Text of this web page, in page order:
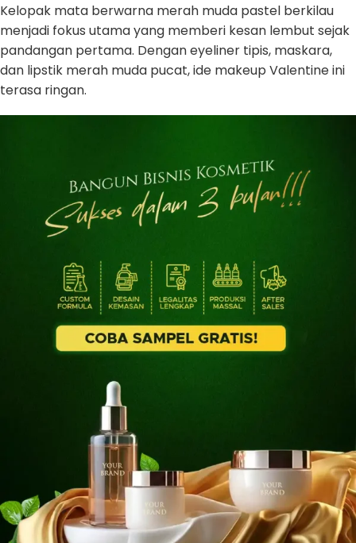
Kelopak mata berwarna merah muda pastel berkilau
menjadi fokus utama yang memberi kesan lembut sejak
pandangan pertama. Dengan eyeliner tipis, maskara,
dan lipstik merah muda pucat, ide makeup Valentine ini
terasa ringan.